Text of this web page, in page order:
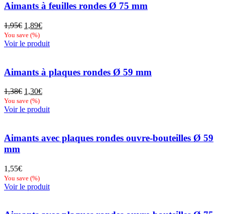
Aimants à feuilles rondes Ø 75 mm
1,95€ Le
prix
initial
1,89€Le
actuel
You save (%)
Voir le produit
Aimants à plaques rondes Ø 59 mm
1,38€ Le
prix
initial
1,30€Le
actuel
You save (%)
Voir le produit
Aimants avec plaques rondes ouvre-bouteilles Ø 59
mm
1,55€
You save (%)
Voir le produit